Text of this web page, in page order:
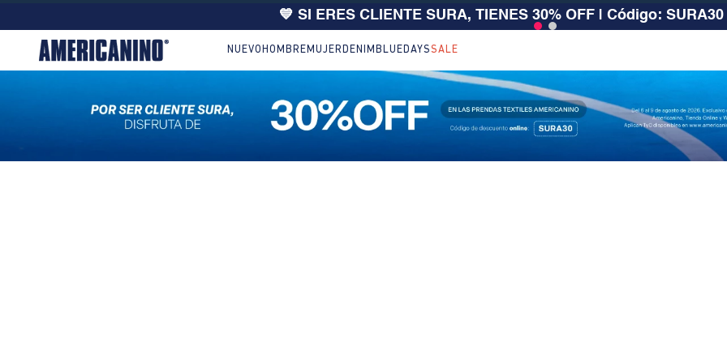
💙 SI ERES CLIENTE SURA, TIENES 30% OFF | Código: SURA30
NUEVO HOMBRE MUJER DENIM BLUEDAYSSALE